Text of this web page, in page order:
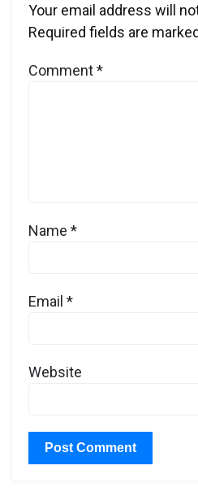
Your email address will
Required fields are marked
Comment*
Name *
Email *
Website